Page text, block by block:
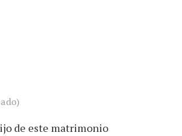
de este matrimonio